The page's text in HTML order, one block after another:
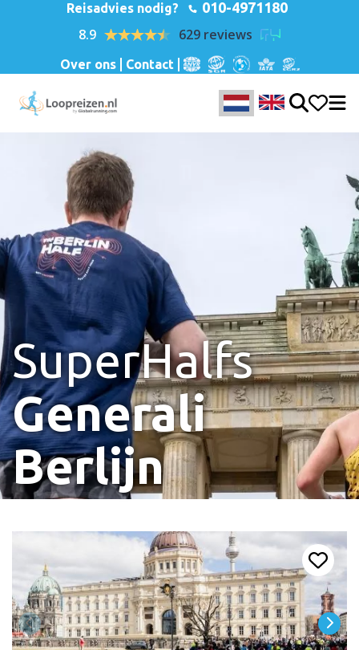
Reisadvies nodig? 010-4971180
8.9 629 reviews
Over ons Contact
SuperHalfs
Generali
Berlijn